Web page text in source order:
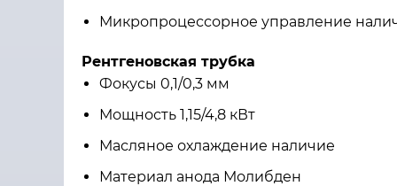
Микропроцессорное управление
Рентгеновская трубка
Фокусы 0,1/0,3 мм
Мощность 1,15/4,8 кВт
Масляное охлаждение наличие
Материал анода Молибден